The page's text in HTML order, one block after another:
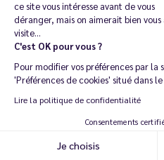
ce site vous intéresse avant de vous
déranger, mais on aimerait bien
visite...
C'est OK pour vous ?
Pour modifier vos préférences par la
'Préférences de cookies' situé dans
Lire la politique de confidentialité
Consentements
Je choisis
Peut-on vapoter des e-
avec une cigarette
Les e-liquides sont-ils
santé ?
Les e-liquides
Recommander ma dernière